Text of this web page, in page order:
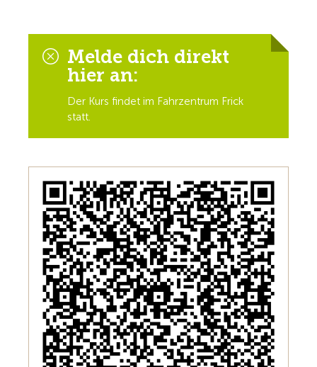
Melde dich direkt
hier an:
Der Kurs findet im Fahrzentrum Frick
statt.